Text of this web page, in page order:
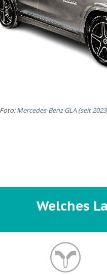
Foto:Mercedes-Benz GLA (seit
Welches